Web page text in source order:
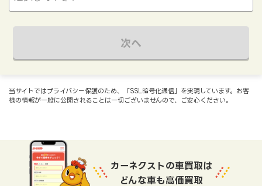
次へ
当サイトではプライバシー保護のため、「SSL暗号化通信」を実現しています。お客
様の情報が一般に公開されることは一切ございませんので、ご安心ください。
カーネクストの車買取は
どんな車も高価買取